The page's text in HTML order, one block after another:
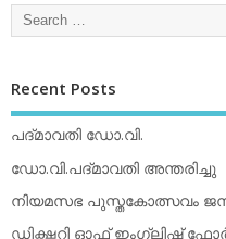
Recent Posts
പദ്മാവതി ഡോ.വി.
ഡോ.വി.പദ്മാവതി അന്തരിച്ചു
നിയമസഭ പുസ്തകോത്സവം
ഡിക്ഷ്ണറി ഓഫ് ഇംഗ്ലിഷ്